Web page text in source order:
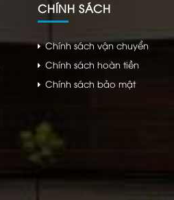
CHÍNH SÁCH
Chính sách vận chuyển
Chính sách hoàn tiền
Chính sách bảo mật